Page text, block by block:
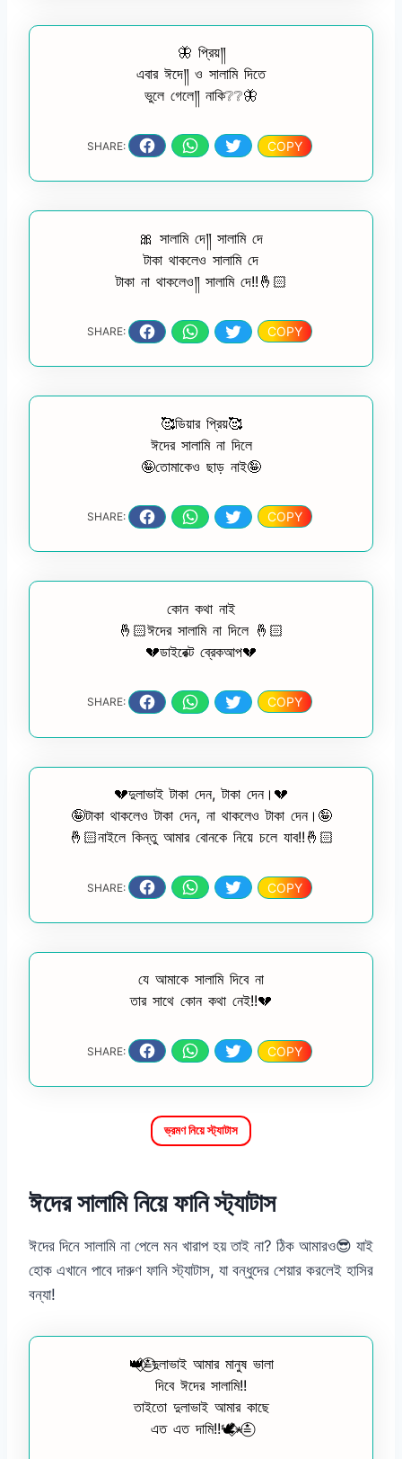
🦋 প্রিয়༎
এবার ঈদে༎ ও সালামি দিতে
ভুলে গেলে༎ নাকি❔❔🦋
SHARE: COPY
🎀 সালামি দে༎ সালামি দে
টাকা থাকলেও সালামি দে
টাকা না থাকলেও༎ সালামি দে!!🤞🏻
SHARE: COPY
🥰ডিয়ার প্রিয়🥰
ঈদের সালামি না দিলে
🤪তোমাকেও ছাড় নাই🤪
SHARE: COPY
কোন কথা নাই
🤞🏻ঈদের সালামি না দিলে 🤞🏻
💔ডাইরেক্ট ব্রেকআপ💔
SHARE: COPY
💔দুলাভাই টাকা দেন, টাকা দেন।💔
🤪টাকা থাকলেও টাকা দেন, না থাকলেও টাকা দেন।🤪
🤞🏻নাইলে কিন্তু আমার বোনকে নিয়ে চলে যাব!!🤞🏻
SHARE: COPY
যে আমাকে সালামি দিবে না
তার সাথে কোন কথা নেই!!💔
SHARE: COPY
ভ্রমণ নিয়ে স্ট্যাটাস
ঈদের সালামি নিয়ে ফানি স্ট্যাটাস
ঈদের দিনে সালামি না পেলে মন খারাপ হয় তাই না? ঠিক আমারও😎 যাই
হোক এখানে পাবে দারুণ ফানি স্ট্যাটাস, যা বন্ধুদের শেয়ার করলেই হাসির
বন্যা!
👑⃟≛⃝দুলাভাই আমার মানুষ ভালা
দিবে ঈদের সালামি!!
তাইতো দুলাভাই আমার কাছে
এত এত দামি!!🕊️⃟⋆≛⃝